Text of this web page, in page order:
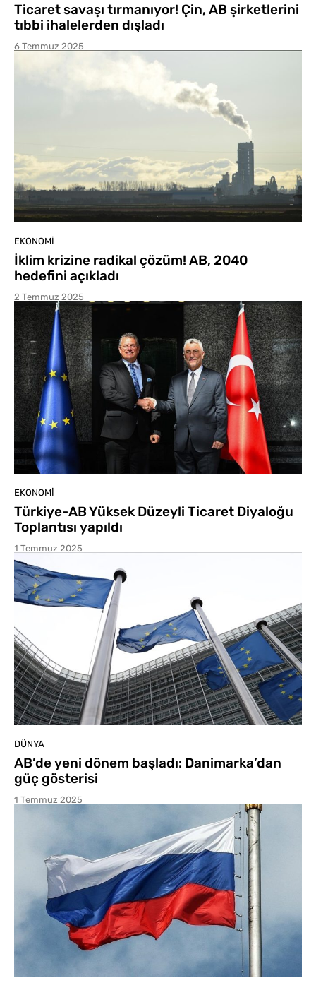
Ticaret savaşı tırmanıyor! Çin, AB şirketlerini
tıbbi ihalelerden dışladı
6 Temmuz 2025
EKONOMI
İklim krizine radikal çözüm! AB, 2040
hedefini açıkladı
2 Temmuz 2025
EKONOMI
Türkiye-AB Yüksek Düzeyli Ticaret Diyaloğu
Toplantısı yapıldı
1 Temmuz 2025
DÜNYA
AB’de yeni dönem başladı: Danimarka’dan
güç gösterisi
1 Temmuz 2025